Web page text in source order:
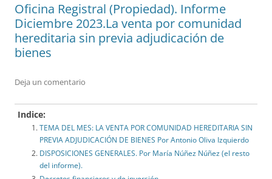
Oficina Registral (Propiedad). Informe
Diciembre 2023.La venta por comunidad
hereditaria sin previa adjudicación de
bienes
Deja un comentario
Indice:
TEMA DEL MES: LA VENTA POR COMUNIDAD HEREDITARIA SIN
PREVIA ADJUDICACIÓN DE BIENES Por Antonio Oliva Izquierdo
DISPOSICIONES GENERALES. Por María Núñez Núñez (el resto
del informe).